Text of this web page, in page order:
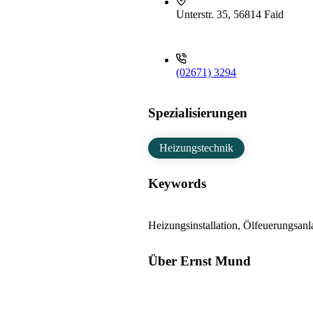
Unterstr. 35, 56814 Faid
(02671) 3294
Spezialisierungen
Heizungstechnik
Keywords
Heizungsinstallation,
Über Ernst Mund